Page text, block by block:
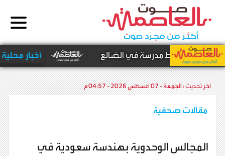
محيط مدرسة في الضالع أخبار محلية -
آخر تحديث :الجمعة - 07 أغسطس 2026 - 04:57 م
مقالات صحفية
المجالس الوحدوية بهندسة سعودية في